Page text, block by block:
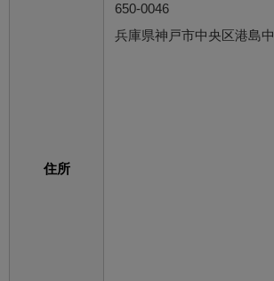
住所
650-0046
兵庫県神戸市中央区港島